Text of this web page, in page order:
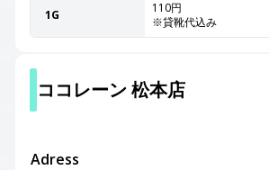
1G
110円
※貸靴代込み
ココレーン 松本店
Adress